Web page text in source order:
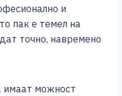
и
пак е темел на
точно, навремено
имаат можност